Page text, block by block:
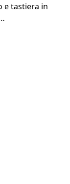
e tastiera in